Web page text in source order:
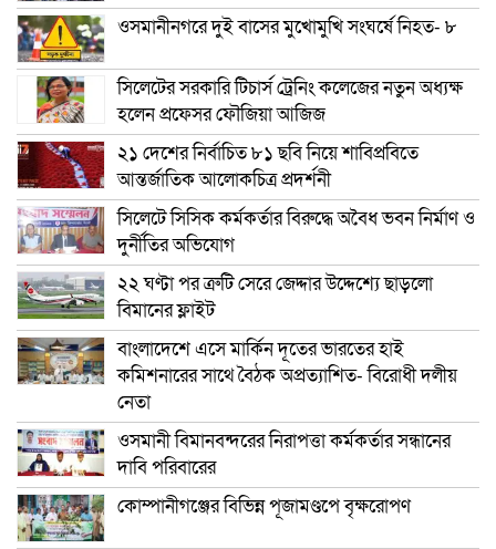
ওসমানীনগরে দুই বাসের মুখোমুখি সংঘর্ষে নিহত- ৮
সিলেটের সরকারি টিচার্স ট্রেনিং কলেজের নতুন অধ্যক্ষ
হলেন প্রফেসর ফৌজিয়া আজিজ
২১ দেশের নির্বাচিত ৮১ ছবি নিয়ে শাবিপ্রবিতে
আন্তর্জাতিক আলোকচিত্র প্রদর্শনী
সিলেটে সিসিক কর্মকর্তার বিরুদ্ধে অবৈধ ভবন নির্মাণ ও
দুর্নীতির অভিযোগ
২২ ঘণ্টা পর ত্রুটি সেরে জেদ্দার উদ্দেশ্যে ছাড়লো
বিমানের ফ্লাইট
বাংলাদেশে এসে মার্কিন দূতের ভারতের হাই
কমিশনারের সাথে বৈঠক অপ্রত্যাশিত- বিরোধী দলীয়
নেতা
ওসমানী বিমানবন্দরের নিরাপত্তা কর্মকর্তার সন্ধানের
দাবি পরিবারের
কোম্পানীগঞ্জের বিভিন্ন পূজামণ্ডপে বৃক্ষরোপণ